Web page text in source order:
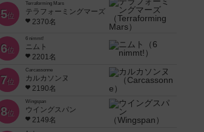
5位
Terraforming Mars
テラフォーミングマーズ
2370名
6位
6 nimmt!
ニムト
2201名
7位
Carcassonne
カルカソンヌ
2190名
8位
Wingspan
ウイングスパン
2149名